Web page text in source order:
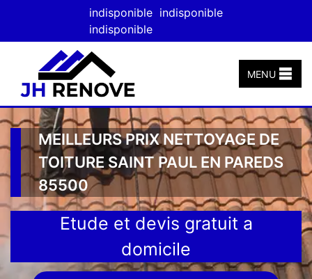
indisponible indisponible
indisponible
MENU
MEILLEURS PRIX NETTOYAGE DE
TOITURE SAINT PAUL EN PAREDS
85500
Etude et devis gratuit a
domicile